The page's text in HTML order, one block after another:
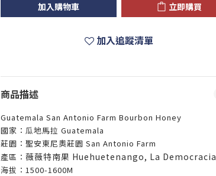
加入購物車 立即購買
加入追蹤清單
商品描述
Guatemala San Antonio Farm Bourbon Honey
國家：瓜地馬拉 Guatemala
莊園：聖安東尼奧莊園 San Antonio Farm
產區： 薇薇特南果 Huehuetenango, La Democracia
海拔：1500-1600M